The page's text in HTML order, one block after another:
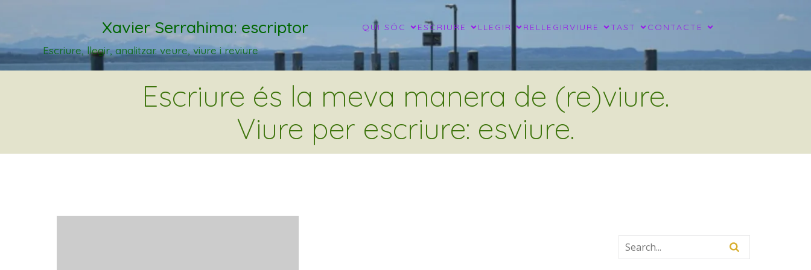
Xavier Serrahima: escriptor QUI SÓC ESCRIURE LLEGIR RELLEGIRVIURE TAST CONTACTE
Escriure, llegir, analitzar. veure, viure i reviure
Escriure és la meva manera de (re)viure.
Viure per escriure: esviure.